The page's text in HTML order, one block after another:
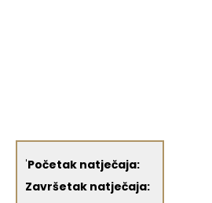
'Početak natječaja:
Završetak natječaja: